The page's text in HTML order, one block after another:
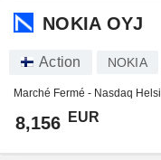
NOKIA OYJ
Action NOKIA
Marché Fermé - Nasdaq
8,156 EUR